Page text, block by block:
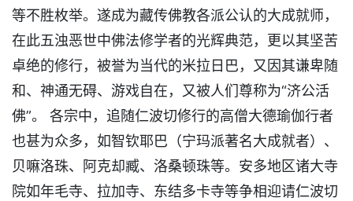
等不胜枚举。遂成为藏传佛教各派公认的大成就师，
在此五浊恶世中佛法修学者的光辉典范，更以其坚苦
卓绝的修行，被誉为当代的米拉日巴，又因其谦卑随
和、神通无碍、游戏自在，又被人们尊称为“济公活
佛”。 各宗中，追随仁波切修行的高僧大德瑜伽行者
也甚为众多，如智钦耶巴（宁玛派著名大成就者）、
贝嘛洛珠、阿克却臧、洛桑顿珠等。安多地区诸大寺
院如年毛寺、拉加寺、东结多卡寺等争相迎请仁波切